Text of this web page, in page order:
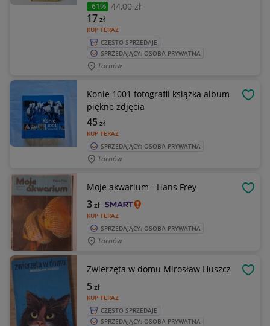
-61% 44,00 zł
KUP TERAZ
17zł
CZĘSTO SPRZEDAJE
SPRZEDAJĄCY: OSOBA PRYWATNA
Tarnów
Konie 1001 fotografii książka album
piękne zdjęcia
KUP TERAZ
45zł
SPRZEDAJĄCY: OSOBA PRYWATNA
Tarnów
Moje akwarium - Hans Frey
KUP TERAZ
3zł
SPRZEDAJĄCY: OSOBA PRYWATNA
Tarnów
Zwierzęta w domu Mirosław Huszcz
KUP TERAZ
5zł
CZĘSTO SPRZEDAJE
SPRZEDAJĄCY: OSOBA PRYWATNA